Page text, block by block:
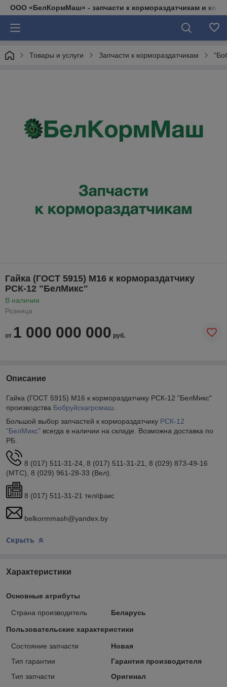
ООО «БелКормМаш» - запчасти к кормораздатчикам и
Товары и услуги Запчасти к кормораздатчикам
Гайка (ГОСТ 5915) М16 к кормораздатчику
РСК-12 "БелМикс"
В наличии
Розница
от 1 000 000 000 руб.
Описание
Гайка (ГОСТ 5915) М16 к кормораздатчику РСК-12 "БелМикс"
производства Бобруйскагромаш
Большой выбор запчастей к кормораздатчику РСК-12
"БелМикс" всегда в наличии на складе. Возможна доставка по
РБ.
8 (017) 511-31-24, 8 (017) 511-31-21, 8 (029) 873-49-16
(МТС), 8 (029) 961-28-33 (Вел).
8 (017) 511-31-21 тел/факс
belkormmash@yandex.by
Скрыть
Характеристики
Основные атрибуты
Страна производитель Беларусь
Пользовательские характеристики
Состояние запчасти
Новая
Тип гарантии
Гарантия производителя
Тип запчасти
Оригинал